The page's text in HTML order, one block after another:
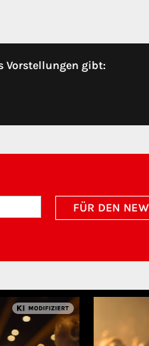
Vorstellungen gibt:
FÜR DEN